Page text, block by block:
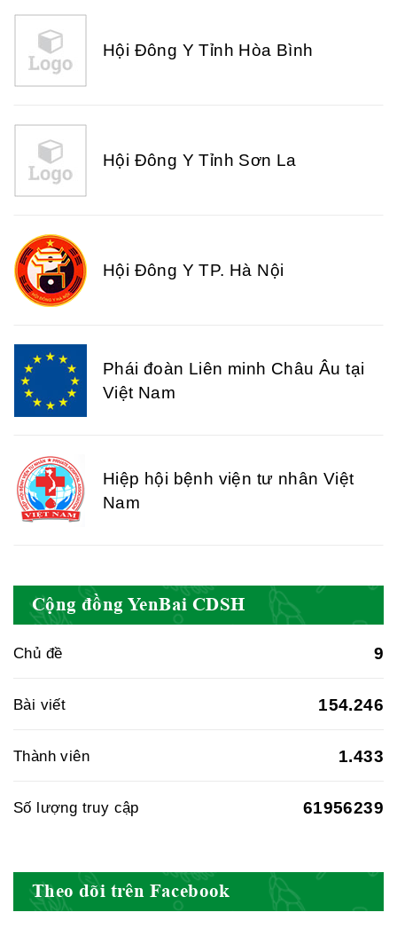
Hội Đông Y Tỉnh Hòa Bình
Hội Đông Y Tỉnh Sơn La
Hội Đông Y TP. Hà Nội
Phái đoàn Liên minh Châu Âu tại
Việt Nam
Hiệp hội bệnh viện tư nhân Việt
Nam
Cục quản lý y dược cổ truyền -
BYT
Hiệp hội doanh nghiệp dược Việt
Hội Đông Y Việt Nam
Cộng đồng YenBai CDSH
Chủ đề 9
Bài viết 154.246
Thành viên 1.433
Số lượng truy cập 61956239
Theo dõi trên Facebook